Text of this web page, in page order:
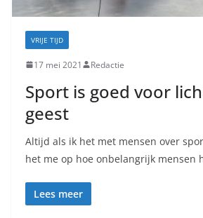
VRIJE TIJD
17 mei 2021 Redactie
Sport is goed voor
geest
Altijd als ik het met mensen over
het me op hoe onbelangrijk mensen
Lees meer